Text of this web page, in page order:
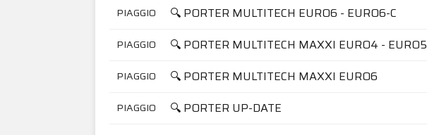
PIAGGIO 🔍 PORTER MULTITECH EURO6 - EURO6-C
PIAGGIO 🔍 PORTER MULTITECH MAXXI EURO4 - EURO5
PIAGGIO 🔍 PORTER MULTITECH MAXXI EURO6
PIAGGIO 🔍 PORTER UP-DATE